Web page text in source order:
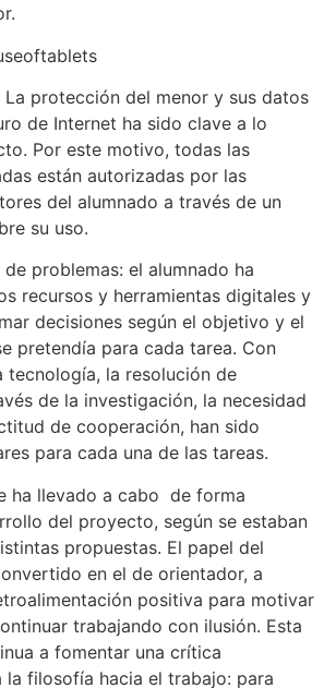
La protección del menor y sus datos
de Internet ha sido clave a lo
Por este motivo, todas las
están autorizadas por las
del alumnado a través de un
su uso.
problemas: el alumnado ha
recursos y herramientas digitales y
decisiones según el objetivo y el
pretendía para cada tarea. Con
tecnología, la resolución de
de la investigación, la necesidad
de cooperación, han sido
para cada una de las tareas.
ha llevado a cabo de forma
del proyecto, según se estaban
propuestas. El papel del
en el de orientador, a
positiva para motivar
trabajando con ilusión. Esta
a fomentar una crítica
filosofía hacia el trabajo: para